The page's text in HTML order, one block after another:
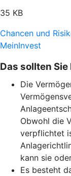
35 KB
Chancen und
MeinInvest
Das sollten
Die
Obwohl die
verpflichtet
kann sie
Es besteht